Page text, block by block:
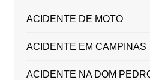
ACIDENTE DE MOTO
ACIDENTE EM CAMPINAS
ACIDENTE NA DOM